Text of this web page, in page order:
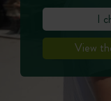
I
View